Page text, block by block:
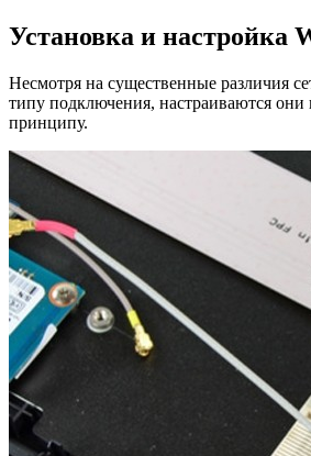
Установка и настройка
Несмотря на существенные различия
типу подключения, настраиваются они
принципу.